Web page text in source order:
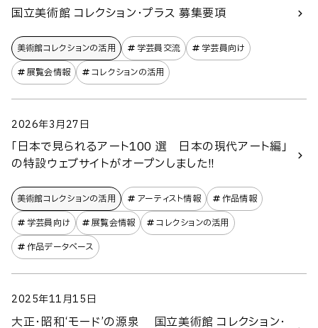
国立美術館 コレクション・プラス 募集要項
美術館コレクションの​活用 学芸員交流
学芸員向け
展覧会情報
コレクションの活用
2026年3月27日
「日本で見られるアート100 選 日本の現代アート編」
の特設ウェブサイトがオープンしました!!
美術館コレクションの​活用 アーティスト情報
作品情報
学芸員向け
展覧会情報
コレクションの活用
作品データベース
2025年11月15日
大正・昭和‘モード’の源泉 国立美術館 コレクション・